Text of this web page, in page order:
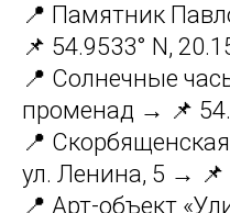
📍 Памятник
📌 54.9533° N,
📍 Солнечные
променад → 📌
📍
ул. Ленина, 5 → 📌
📍 Арт-объект